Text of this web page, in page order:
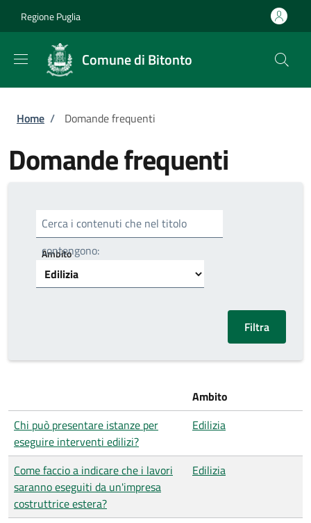
Regione Puglia
Comune di Bitonto
Briciole di pane
Home / Domande frequenti
Domande frequenti
Cerca i contenuti che nel titolo
contengono:
Ambito
Ambito
Chi può presentare istanze per
eseguire interventi edilizi?
Edilizia
Come faccio a indicare che i lavori
saranno eseguiti da un'impresa
costruttrice estera?
Edilizia